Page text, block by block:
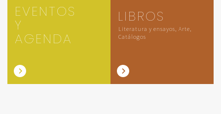
EVENTOS
Y
AGENDA
LIBROS
Literatura y ensayos, Arte,
Catálogos